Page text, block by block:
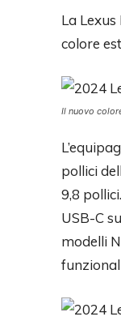
La
colore
Il nuovo
pollici
9,8
USB-C
modelli